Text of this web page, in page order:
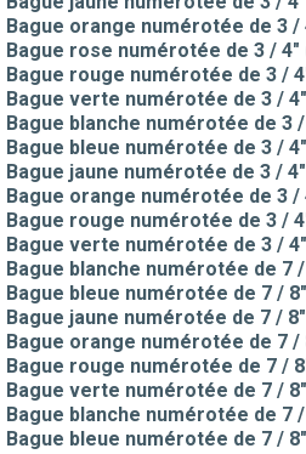
Bague orange numérotée de 3 /
Bague rose numérotée de 3 / 4"
Bague rouge numérotée de 3 /
Bague verte numérotée de 3 /
Bague blanche numérotée de 3
Bague bleue numérotée de 3 /
Bague jaune numérotée de 3 /
Bague orange numérotée de 3 /
Bague rouge numérotée de 3 /
Bague verte numérotée de 3 /
Bague blanche numérotée de 7
Bague bleue numérotée de 7 /
Bague jaune numérotée de 7 /
Bague orange numérotée de 7 /
Bague rouge numérotée de 7 /
Bague verte numérotée de 7 /
Bague blanche numérotée de 7
Bague bleue numérotée de 7 /